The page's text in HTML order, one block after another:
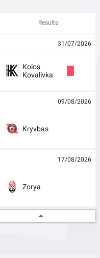
Results
31/07/2026
Kolos
Kovalivka
09/08/2026
Kryvbas
17/08/2026
Zorya